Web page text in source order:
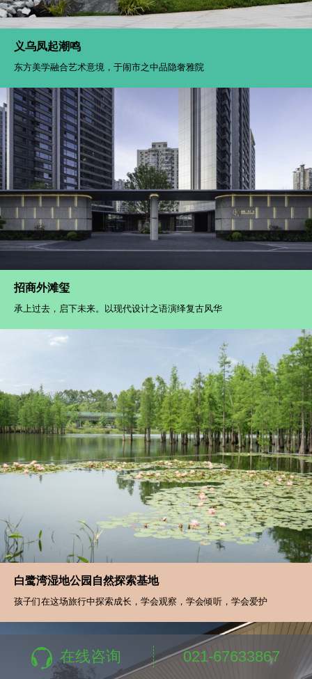
义乌凤起潮鸣
东方美学融合艺术意境，于闹市之中品隐奢雅院
招商外滩玺
承上过去，启下未来。以现代设计之语演绎复古风华
白鹭湾湿地公园自然探索基地
孩子们在这场旅行中探索成长，学会观察，学会倾听，学会爱护
在线咨询 021-67633867